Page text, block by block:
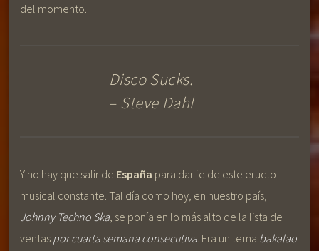
del momento.
Disco Sucks.
– Steve Dahl
Y no hay que salir de España para dar fe de este eructo
musical constante. Tal día como hoy, en nuestro país,
Johnny Techno Ska , se ponía en lo más alto de la lista de
ventas por cuarta semana consecutiva . Era un tema bakalao